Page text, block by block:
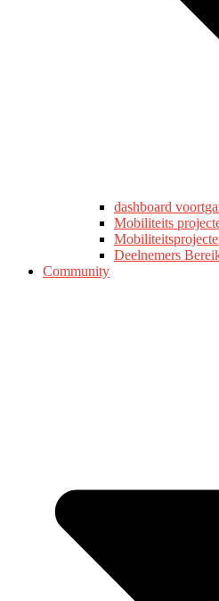
dashboard
Mobiliteits
Deelnemers
Community